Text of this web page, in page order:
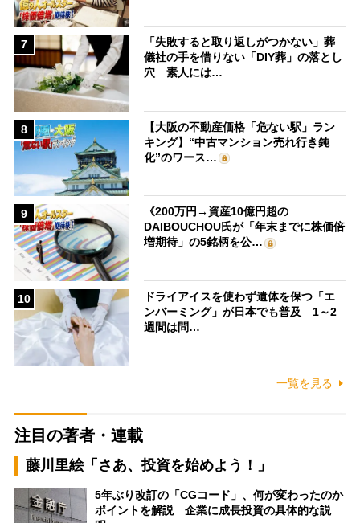
7
「失敗すると取り返しがつかない」葬
儀社の手を借りない「DIY葬」の落とし
穴 素人には…
8
【大阪の不動産価格「危ない駅」ラン
キング】“中古マンション売れ行き鈍
化”のワース…
9
《200万円→資産10億円超の
DAIBOUCHOU氏が「年末までに株価倍
増期待」の5銘柄を公…
10
ドライアイスを使わず遺体を保つ「エ
ンバーミング」が日本でも普及 1～2
週間は問…
一覧を見る
注目の著者・連載
藤川里絵「さあ、投資を始めよう！」
5年ぶり改訂の「CGコード」、何が変わったのか
ポイントを解説 企業に成長投資の具体的な説